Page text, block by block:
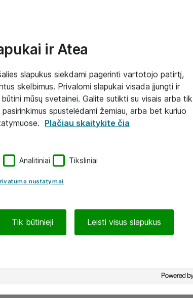
ir Atea
slapukus siekdami pagerinti vartotojo patirtį,
skelbimus. Privalomi slapukai visada įjungti ir
mūsų svetainei. Galite sutikti su visais arba tik
spustelėdami žemiau, arba bet kuriuo
Plačiau skaitykite čia
Analitiniai Tiksliniai
nustatymai
Tik būtinieji Leisti visus slapukus